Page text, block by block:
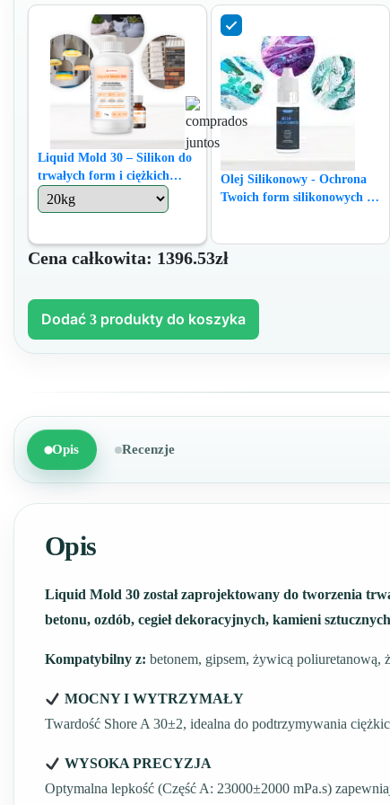
Liquid Mold 30 – Silikon do
trwałych form i ciężkich
materiałów
Olej Silikonowy - Ochrona
Twoich form silikonowych i
Cena całkowita: 1396.53zł
Dodać 3 produkty do koszyka
Opis Recenzje
Opis
Liquid Mold 30 został zaprojektowany do tworzenia
betonu, ozdób, cegieł dekoracyjnych, kamieni
Kompatybilny z: betonem, gipsem, żywicą poliuretanową,
MOCNY I WYTRZYMAŁY
Twardość Shore A 30±2, idealna do podtrzymywania
WYSOKA PRECYZJA
Optymalna lepkość (Część A: 23000±2000 mPa.s)